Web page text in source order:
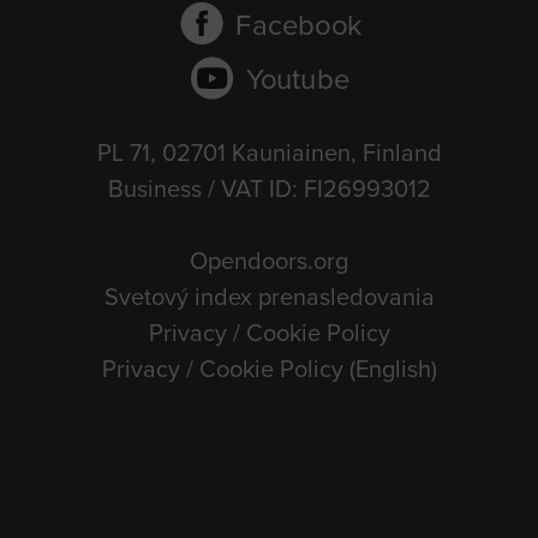
Facebook
Youtube
PL 71, 02701 Kauniainen, Finland
Business / VAT ID: FI26993012
Opendoors.org
Svetový index prenasledovania
Privacy / Cookie Policy
Privacy / Cookie Policy (English)